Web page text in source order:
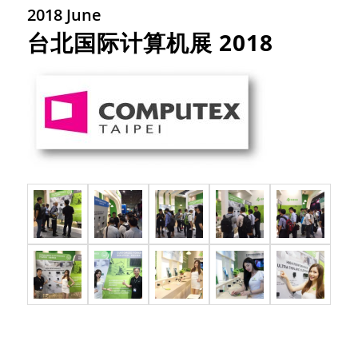
2018 June
台北国际计算机展 2018